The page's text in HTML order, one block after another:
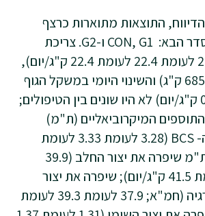
התוצאות מתוארות כרצף
הטיפולים, לפי הסדר הבא: CON, G1 ו-G2. צריכת
החומר היבש (22.2 לעומת 22.4 לעומת 22.4 ק"ג/יום),
BW (685 לעומת 685 ק"ג) והשינוי היומי במשקל הגוף
(0.40 לעומת 0.39 ק"ג/יום) לא היו שונים בין הטיפולים;
המיקרוביאליים (ת"מ)
נטתה לשפר את ה- BCS (3.28 לעומת 3.33 לעומת
3.36); האבסת הת"מ שיפרה את יצור החלב (39.9
לעומת 41.3 לעומת 41.5 ק"ג/יום); שיפרה את יצור
החלב מושווה אנרגיה (חמ"א; 37.9 לעומת 39.3 לעומת